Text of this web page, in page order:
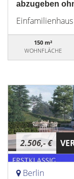
abzugeben
Einfamilienhaus
150 m²
WOHNFLÄCHE
2.506,- €
Berlin